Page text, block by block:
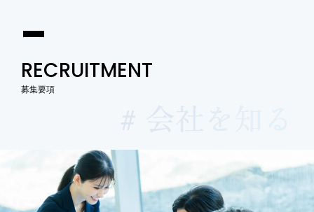
RECRUITMENT
募集要項
# 会社を知る